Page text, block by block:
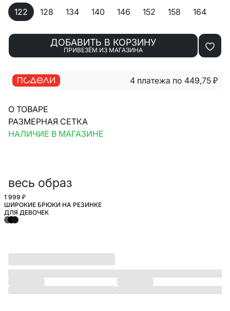
122 128 134 140 146 152 158 164
ДОБАВИТЬ В КОРЗИНУ
ПРИВЕЗЁМ ИЗ МАГАЗИНА
4 платежа по 449,75 ₽
О ТОВАРЕ
РАЗМЕРНАЯ СЕТКА
НАЛИЧИЕ В МАГАЗИНЕ
весь образ
ШКОЛА
1 999 ₽
ШИРОКИЕ БРЮКИ НА РЕЗИНКЕ
ДЛЯ ДЕВОЧЕК